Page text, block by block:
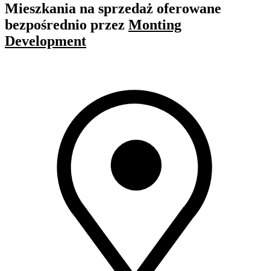
Mieszkania na sprzedaż oferowane
bezpośrednio przez Monting
Development